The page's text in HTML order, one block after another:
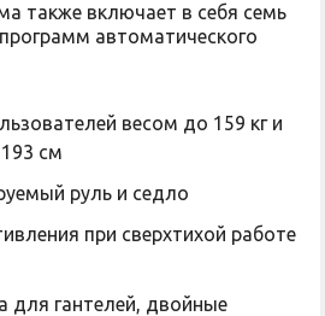
также включает в себя семь
автоматического
весом до 159 кг и
см
руль и седло
при сверхтихой работе
для гантелей, двойные